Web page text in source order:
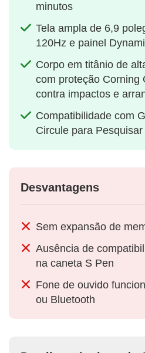
minutos
Tela ampla de 6,9
120Hz e painel
Corpo em titânio de
com proteção Corning
contra impactos e
Compatibilidade com
Circule para Pesquisar
Desvantagens
Sem expansão de
Ausência de
na caneta S Pen
Fone de ouvido
ou Bluetooth